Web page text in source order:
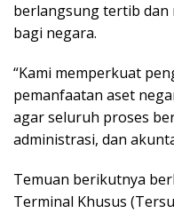
berlangsung tertib dan
bagi negara.
“Kami memperkuat
pemanfaatan aset
agar seluruh proses
administrasi, dan
Temuan berikutnya
Terminal Khusus